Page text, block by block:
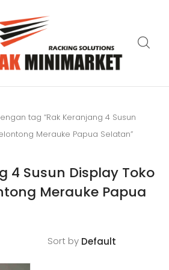
tag “Rak Keranjang 4 Susun
Merauke Papua Selatan”
4 Susun Display Toko
Merauke Papua
Sort by